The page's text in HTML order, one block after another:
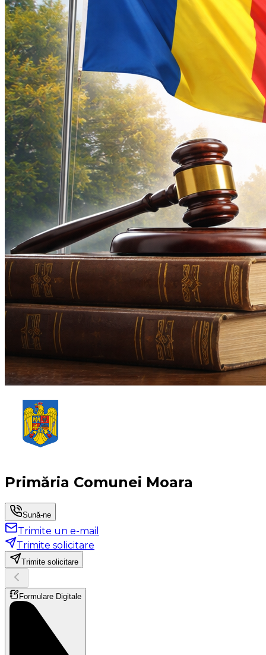
Primăria Comunei Moara
Sună-ne
Trimite un e-mail
Trimite solicitare
Trimite solicitare
Formulare Digitale